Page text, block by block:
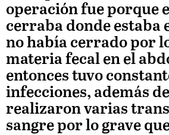
operación fue porque
cerraba donde estaba
no había cerrado por
materia fecal en el
entonces tuvo
infecciones, además
realizaron varias
sangre por lo grave